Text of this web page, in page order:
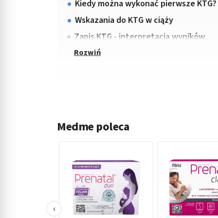
Kiedy można wykonać pierwsze KTG?
Wskazania do KTG w ciąży
Zapis KTG - interpretacja wyników
Medme poleca
‹